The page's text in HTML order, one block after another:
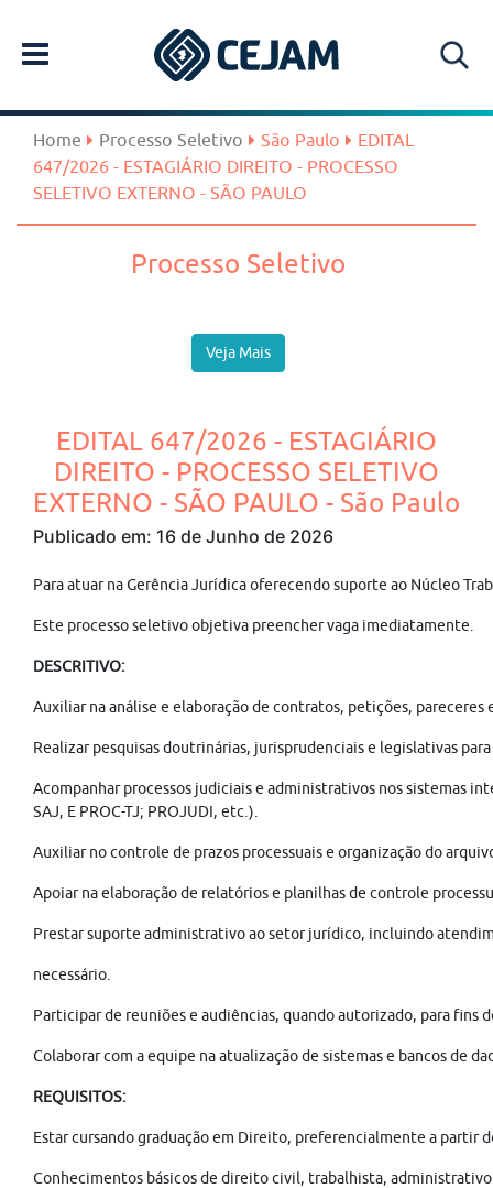
Home Processo Seletivo São Paulo
EDITAL
647/2026 - ESTAGIÁRIO DIREITO - PROCESSO
SELETIVO EXTERNO - SÃO PAULO
Processo Seletivo
Veja Mais
EDITAL 647/2026 - ESTAGIÁRIO
DIREITO - PROCESSO SELETIVO
EXTERNO - SÃO PAULO - São Paulo
Publicado em: 16 de Junho de 2026
Para atuar na Gerência Jurídica oferecendo suporte ao Núcleo
Este processo seletivo objetiva preencher vaga imediatamente.
DESCRITIVO:
Auxiliar na análise e elaboração de contratos, petições,
Realizar pesquisas doutrinárias, jurisprudenciais e legislativas
Acompanhar processos judiciais e administrativos nos sistemas
SAJ, E PROC-TJ; PROJUDI, etc.).
Auxiliar no controle de prazos processuais e organização do
Apoiar na elaboração de relatórios e planilhas de controle
Prestar suporte administrativo ao setor jurídico, incluindo
necessário.
Participar de reuniões e audiências, quando autorizado, para fins
Colaborar com a equipe na atualização de sistemas e bancos de
REQUISITOS:
Estar cursando graduação em Direito, preferencialmente a partir
Conhecimentos básicos de direito civil, trabalhista,